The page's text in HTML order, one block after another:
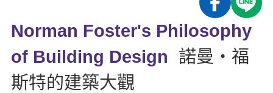
開口溜英文
旅遊英文
基礎字彙
英語俱樂部
ECAM
Let's Talk
日語
韓語
西班牙語
更多
一對一家教
企業訓練
Recruiting
Norman Foster's Philosophy
of Building Design
諾曼‧福
斯特的建築大觀